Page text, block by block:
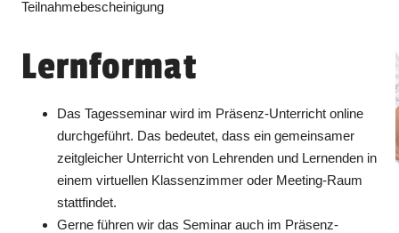
Teilnahmebescheinigung
Lernformat
Das Tagesseminar wird im Präsenz-Unterricht online
durchgeführt. Das bedeutet, dass ein gemeinsamer
zeitgleicher Unterricht von Lehrenden und Lernenden in
einem virtuellen Klassenzimmer oder Meeting-Raum
stattfindet.
Gerne führen wir das Seminar auch im Präsenz-